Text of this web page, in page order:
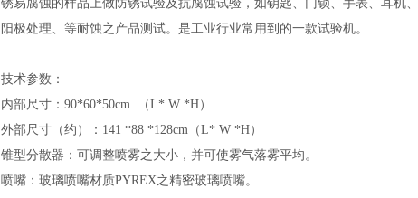
锈易腐蚀的样品上做防锈试验及抗腐蚀试验，如钥匙、门锁、手表、耳机
阳极处理、等耐蚀之产品测试。是工业行业常用到的一款试验机。
技术参数：
内部尺寸：90*60*50cm （L* W *H）
外部尺寸（约）：141 *88 *128cm（L* W *H）
锥型分散器：可调整喷雾之大小，并可使雾气落雾平均。
喷嘴：玻璃喷嘴材质PYREX之精密玻璃喷嘴。